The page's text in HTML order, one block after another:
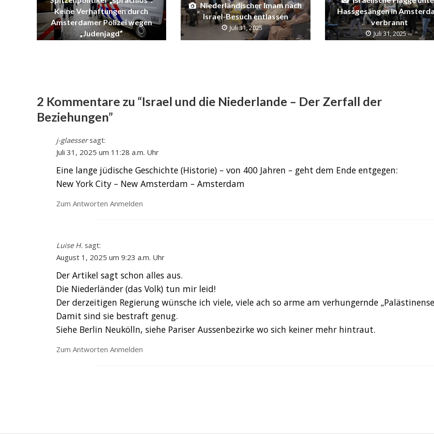
Keine Verhaftungen durch
Amsterdamer Polizei wegen
„Judenjagd“
Niederländischer Imam nach
Israel-Besuch entlassen
Juli 31, 2025
Hassgesängen in
verbrannt
Juli 31, 2025
2 Kommentare zu “Israel und die Niederlande – Der Zerfall der
Beziehungen”
j-glaesser sagt:
Juli 31, 2025 um 11:28 a.m. Uhr
Eine lange jüdische Geschichte (Historie) – von 400 Jahren – geht dem Ende entgegen:
New York City – New Amsterdam – Amsterdam
Zum Antworten Anmelden
Luise H. sagt:
August 1, 2025 um 9:23 a.m. Uhr
Der Artikel sagt schon alles aus.
Die Niederländer (das Volk) tun mir leid!
Der derzeitigen Regierung wünsche ich viele, viele ach so arme am verhungernde
Damit sind sie bestraft genug.
Siehe Berlin Neukölln, siehe Pariser Aussenbezirke wo sich keiner mehr hintraut.
Zum Antworten Anmelden